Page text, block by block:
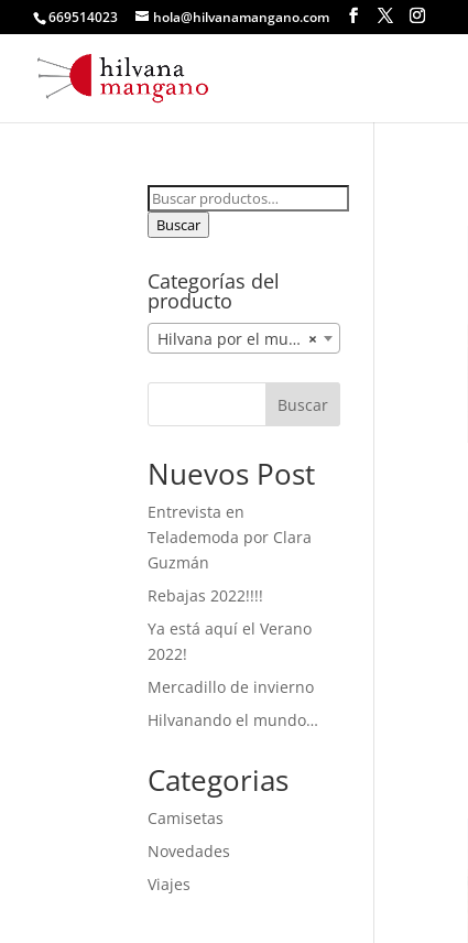
669514023 hola@hilvanamangano.com
Buscar
por:
Buscar
Categorías del
producto
×
Hilvana por el mundo (15)
Buscar
Nuevos Post
Entrevista en
Telademoda por Clara
Guzmán
Rebajas 2022!!!!
Ya está aquí el Verano
2022!
Mercadillo de invierno
Hilvanando el mundo…
Categorias
Camisetas
Novedades
Viajes